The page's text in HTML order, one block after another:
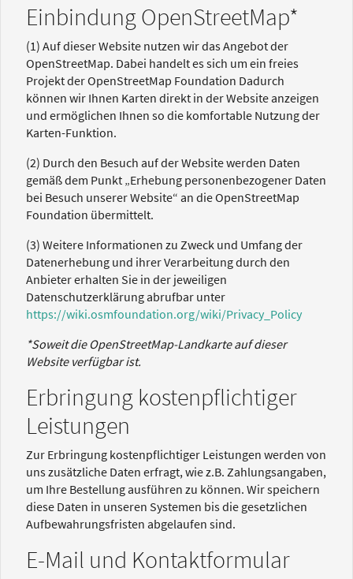
Einbindung OpenStreetMap*
(1) Auf dieser Website nutzen wir das Angebot der
OpenStreetMap. Dabei handelt es sich um ein freies
Projekt der OpenStreetMap Foundation Dadurch
können wir Ihnen Karten direkt in der Website anzeigen
und ermöglichen Ihnen so die komfortable Nutzung der
Karten-Funktion.
(2) Durch den Besuch auf der Website werden Daten
gemäß dem Punkt „Erhebung personenbezogener Daten
bei Besuch unserer Website“ an die OpenStreetMap
Foundation übermittelt.
(3) Weitere Informationen zu Zweck und Umfang der
Datenerhebung und ihrer Verarbeitung durch den
Anbieter erhalten Sie in der jeweiligen
Datenschutzerklärung abrufbar unter
https://wiki.osmfoundation.org/wiki/Privacy_Policy
*Soweit die OpenStreetMap-Landkarte auf dieser
Website verfügbar ist.
Erbringung kostenpflichtiger
Leistungen
Zur Erbringung kostenpflichtiger Leistungen werden von
uns zusätzliche Daten erfragt, wie z.B. Zahlungsangaben,
um Ihre Bestellung ausführen zu können. Wir speichern
diese Daten in unseren Systemen bis die gesetzlichen
Aufbewahrungsfristen abgelaufen sind.
E-Mail und Kontaktformular